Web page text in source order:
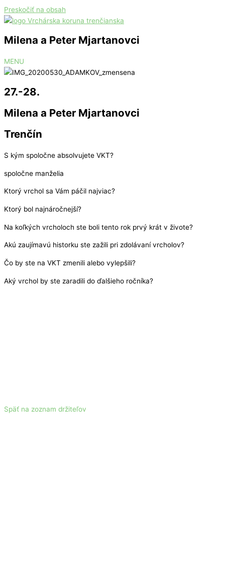
Preskočiť na obsah
Milena a Peter Mjartanovci
MENU
27.-28.
Milena a Peter Mjartanovci
Trenčín
S kým spoločne absolvujete VKT?
spoločne manželia
Ktorý vrchol sa Vám páčil najviac?
Ktorý bol najnáročnejší?
Na koľkých vrcholoch ste boli tento rok prvý krát v živote?
Akú zaujímavú historku ste zažili pri zdolávaní vrcholov?
Čo by ste na VKT zmenili alebo vylepšili?
Aký vrchol by ste zaradili do ďalšieho ročníka?
Späť na zoznam držiteľov